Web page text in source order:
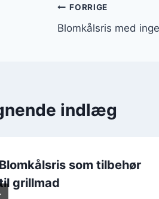
FORRIGE
Blomkålsris med
indlæg
Blomkålsris som tilbehør
grillmad